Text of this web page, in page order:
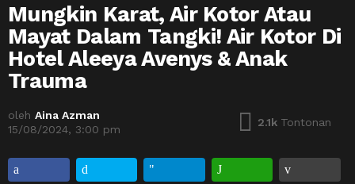
Mungkin Karat, Air Kotor Atau
Mayat Dalam Tangki! Air Kotor Di
Hotel Aleeya Avenys & Anak
Trauma
oleh Aina Azman
15/08/2024, 3:00 pm
2.1k Tontonan